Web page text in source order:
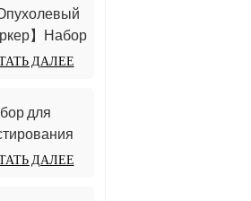
Опухолевый
】Набор
(CEA)
ДАЛЕЕ
для
ДАЛЕЕ